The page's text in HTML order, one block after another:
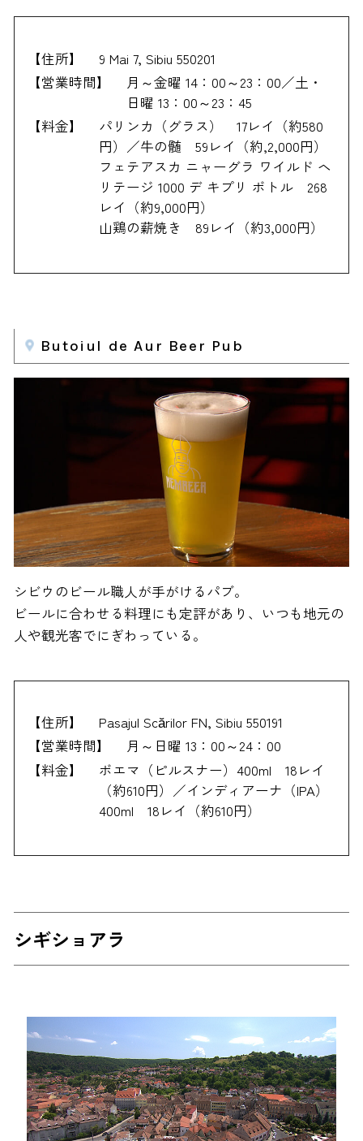
【住所】
9 Mai 7, Sibiu 550201
【営業時間】
月～金曜 14：00～23：00／土・
日曜 13：00～23：45
【料金】
パリンカ（グラス） 17レイ（約580
円）／牛の髄 59レイ（約,2,000円）
フェテアスカ ニャーグラ ワイルド ヘ
リテージ 1000 デ キプリ ボトル 268
レイ（約9,000円）
山鶏の薪焼き 89レイ（約3,000円）
Butoiul de Aur Beer Pub
シビウのビール職人が手がけるパブ。
ビールに合わせる料理にも定評があり、いつも地元の
人や観光客でにぎわっている。
【住所】
Pasajul Scărilor FN, Sibiu 550191
【営業時間】
月～日曜 13：00～24：00
【料金】
ボエマ（ピルスナー）400ml 18レイ
（約610円）／インディアーナ（IPA）
400ml 18レイ（約610円）
シギショアラ